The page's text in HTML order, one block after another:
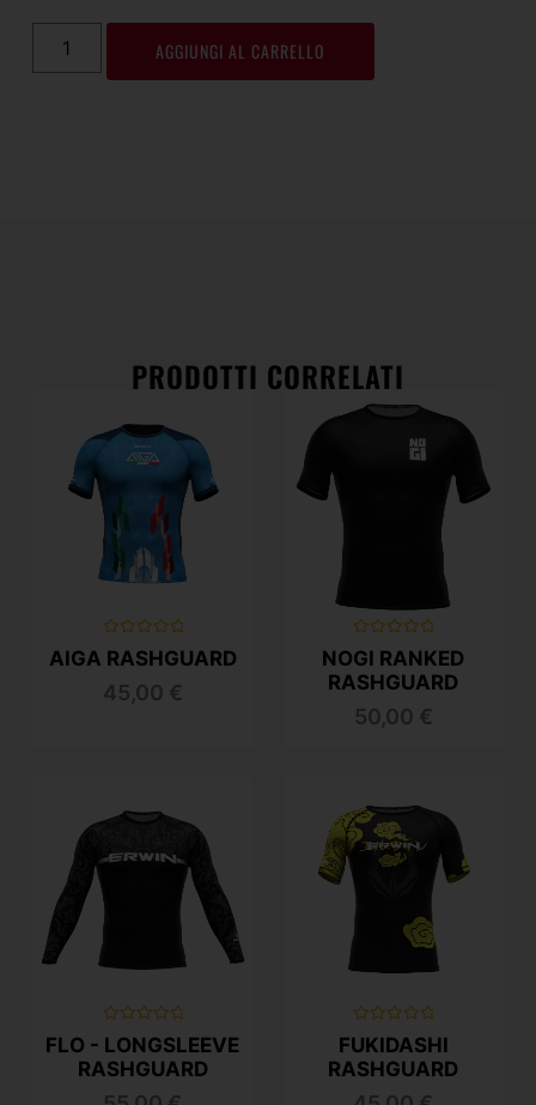
AGGIUNGI AL CARRELLO
PRODOTTI CORRELATI
Valutato
5
AIGA RASHGUARD
45,00 €
Valutato
0
su
5
NOGI RANKED
RASHGUARD
50,00 €
Valutato
0
su
5
FLO - LONGSLEEVE
RASHGUARD
0
su
5
FUKIDASHI
RASHGUARD